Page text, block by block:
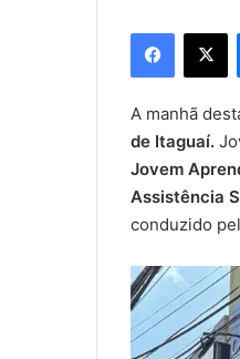
A manhã
de Itaguaí.
Jovem
Assistência
conduzido